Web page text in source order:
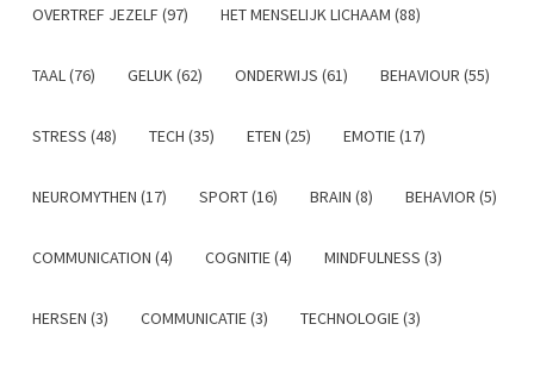
OVERTREF JEZELF (97) HET MENSELIJK LICHAAM (88)
TAAL (76) GELUK (62) ONDERWIJS (61) BEHAVIOUR (55)
STRESS (48) TECH (35) ETEN (25) EMOTIE (17)
NEUROMYTHEN (17) SPORT (16) BRAIN (8) BEHAVIOR (5)
COMMUNICATION (4) COGNITIE (4) MINDFULNESS (3)
HERSEN (3) COMMUNICATIE (3) TECHNOLOGIE (3)